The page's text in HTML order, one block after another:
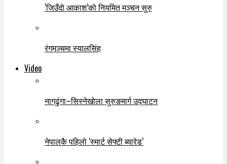
‘जिउँदो आकाश’को नियमित मञ्चन सुरु
रंगमञ्चमा स्यालसिंह
Video
नागढुंगा–सिस्नेखोला सुरुङमार्ग उद्घाटन
नेपालकै पहिलो ‘स्मार्ट सेफ्टी ब्यारेड’